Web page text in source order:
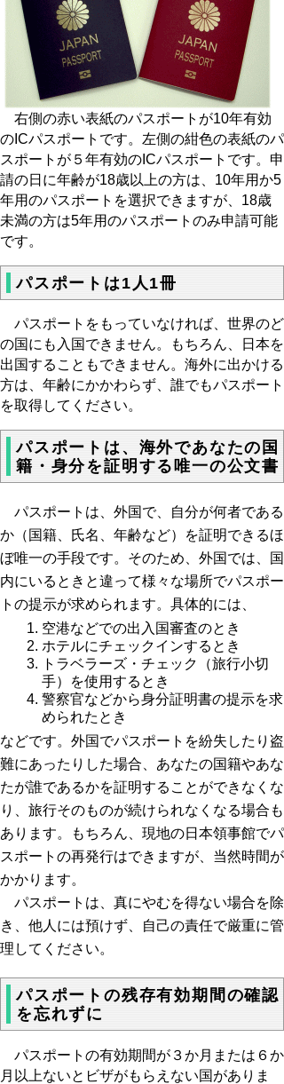
右側の赤い表紙のパスポートが10年有効
のICパスポートです。左側の紺色の表紙のパ
スポートが５年有効のICパスポートです。申
請の日に年齢が18歳以上の方は、10年用か5
年用のパスポートを選択できますが、18歳
未満の方は5年用のパスポートのみ申請可能
です。
パスポートは1人1冊
パスポートをもっていなければ、世界のど
の国にも入国できません。もちろん、日本を
出国することもできません。海外に出かける
方は、年齢にかかわらず、誰でもパスポート
を取得してください。
パスポートは、海外であなたの国
籍・身分を証明する唯一の公文書
パスポートは、外国で、自分が何者である
か（国籍、氏名、年齢など）を証明できるほ
ぼ唯一の手段です。そのため、外国では、国
内にいるときと違って様々な場所でパスポー
トの提示が求められます。具体的には、
空港などでの出入国審査のとき
ホテルにチェックインするとき
トラベラーズ・チェック（旅行小切
手）を使用するとき
警察官などから身分証明書の提示を求
められたとき
などです。外国でパスポートを紛失したり盗
難にあったりした場合、あなたの国籍やあな
たが誰であるかを証明することができなくな
り、旅行そのものが続けられなくなる場合も
あります。もちろん、現地の日本領事館でパ
スポートの再発行はできますが、当然時間が
かかります。
パスポートは、真にやむを得ない場合を除
き、他人には預けず、自己の責任で厳重に管
理してください。
パスポートの残存有効期間の確認
を忘れずに
パスポートの有効期間が３か月または６か
月以上ないとビザがもらえない国がありま